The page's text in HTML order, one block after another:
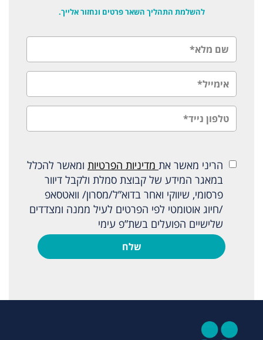
להשלמת התהליך השאר פרטים ונחזור אלייך.
הריני מאשר את מדיניות הפרטיות ומאשר להכלל
במאגר המידע של קבוצת סמלת ולקבל דיוור
פרסומי, שיווקי ואחר בדוא”ל/מסרון/ וואטסאפ
/חיוג אוטומטי לפי הפרטים לעיל ממנה ומצדדים
שלישיים הפועלים בשת”פ עימי
שלח